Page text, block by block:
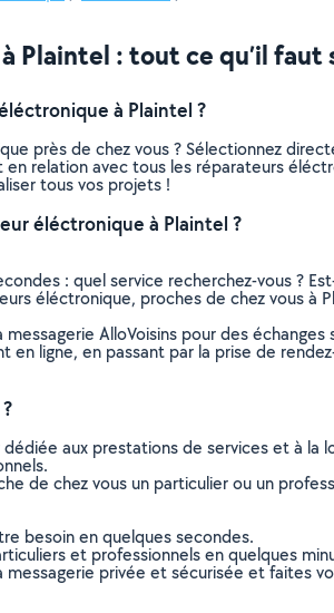
Plaintel : tout ce qu’il faut
à Plaintel ?
près de chez vous ? Sélectionnez
en relation avec tous les réparateurs
tous vos projets !
éléctronique à Plaintel ?
: quel service recherchez-vous ?
éléctronique, proches de chez vous à
AlloVoisins pour des
ligne, en passant par la prise de
dédiée aux prestations de services et à
de chez vous un particulier ou un
besoin en quelques secondes.
et professionnels en quelques
messagerie privée et sécurisée et faites